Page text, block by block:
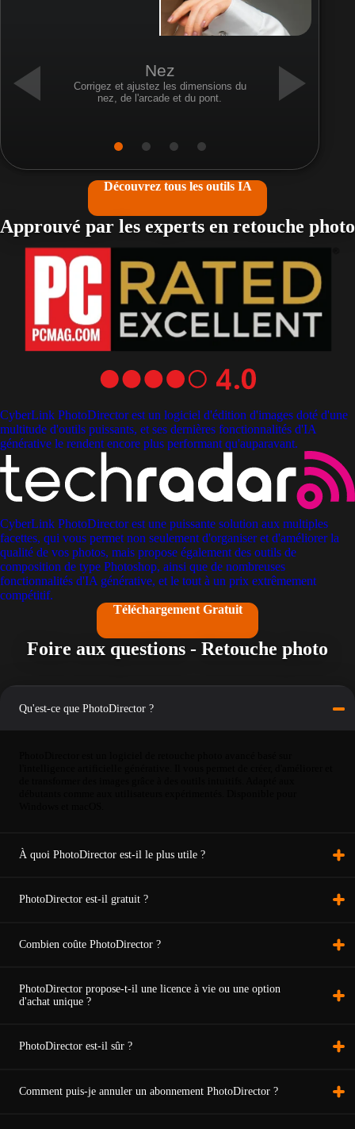
Nez
Corrigez et ajustez les dimensions du
nez, de l'arcade et du pont.
Découvrez tous les outils IA
Approuvé par les experts en retouche photo
CyberLink PhotoDirector est un logiciel d'édition d'images doté d'une
multitude d'outils puissants, et ses dernières fonctionnalités d'IA
générative le rendent encore plus performant qu'auparavant.
CyberLink PhotoDirector est une puissante solution aux multiples
facettes, qui vous permet non seulement d'organiser et d'améliorer la
qualité de vos photos, mais propose également des outils de
composition de type Photoshop, ainsi que de nombreuses
fonctionnalités d'IA générative, et le tout à un prix extrêmement
compétitif.
Téléchargement Gratuit
Foire aux questions - Retouche photo
Qu'est-ce que PhotoDirector ?
À quoi PhotoDirector est-il le plus utile ?
PhotoDirector est-il gratuit ?
Combien coûte PhotoDirector ?
PhotoDirector propose-t-il une licence à vie ou une option
d'achat unique ?
PhotoDirector est-il sûr ?
Comment puis-je annuler un abonnement PhotoDirector ?